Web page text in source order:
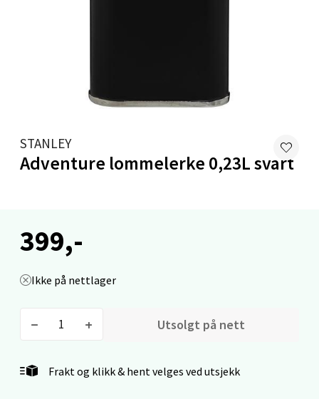
STANLEY
Adventure lommelerke 0,23L svart
399,-
Ikke på nettlager
Utsolgt på nett
Frakt og klikk & hent velges ved utsjekk
Stavanger og Sandnes - Kilden
Åpent i dag 10-20
0 i butikk
Stavanger og Sandnes - Kvadrat